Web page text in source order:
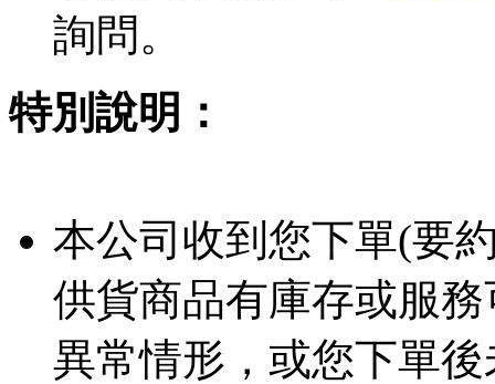
詢問。
特別說明：
本公司收到您下單(要
供貨商品有庫存或服
異常情形，或您下單